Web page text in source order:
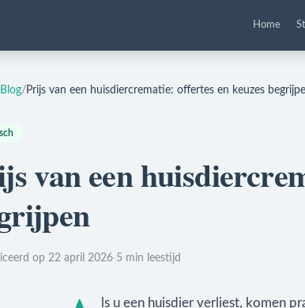
Home
Blog/ Prijs van een huisdiercrematie: offertes en keuzes
van een
op 22 april 2026·5 min leestijd
ls u een huisdier verliest, komen